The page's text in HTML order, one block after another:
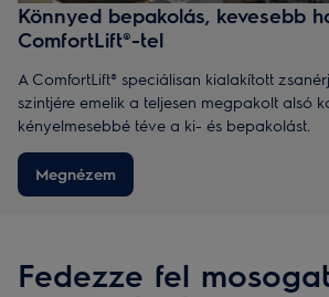
Könnyed bepakolás, kevesebb
ComfortLift®-tel
A ComfortLift® speciálisan kialakított
szintjére emelik a teljesen megpakolt alsó
kényelmesebbé téve a ki- és bepakolást.
Megnézem
Fedezze fel